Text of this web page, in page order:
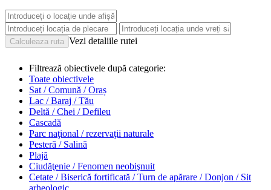
Vezi detaliile rutei
Filtrează obiectivele după categorie:
Toate obiectivele
Sat / Comună / Oraș
Lac / Baraj / Tău
Deltă / Chei / Defileu
Cascadă
Parc naţional / rezervaţii naturale
Pesteră / Salină
Plajă
Ciudăţenie / Fenomen neobişnuit
Cetate / Biserică fortificată / Turn de apărare / Donjon / Sit
arheologic